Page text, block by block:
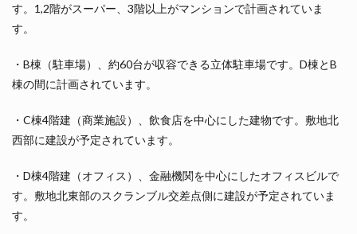
す。1,2階がスーパー、3階以上がマンションで計画されていま
す。
・B棟（駐車場）、約60台が収容できる立体駐車場です。D棟とB
棟の間に計画されています。
・C棟4階建（商業施設）、飲食店を中心にした建物です。敷地北
西部に建設が予定されています。
・D棟4階建（オフィス）、金融機関を中心にしたオフィスビルで
す。敷地北東部のスクランブル交差点側に建設が予定されていま
す。